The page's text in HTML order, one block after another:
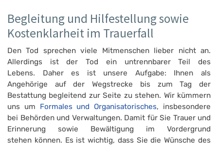
Begleitung und Hilfestellung sowie
Kostenklarheit im Trauerfall
Den Tod sprechen viele Mitmenschen lieber nicht an.
Allerdings ist der Tod ein untrennbarer Teil des
Lebens. Daher es ist unsere Aufgabe: Ihnen als
Angehörige auf der Wegstrecke bis zum Tag der
Bestattung begleitend zur Seite zu stehen. Wir kümmern
uns um Formales und Organisatorisches, insbesondere
bei Behörden und Verwaltungen. Damit für Sie Trauer und
Erinnerung sowie Bewältigung im Vordergrund
stehen können. Es ist wichtig, dass Sie die Wünsche des